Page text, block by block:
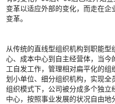
变革以适应外部的变化，而走在
变革。
从传统的直线型组织机构到职能
心、成本中心到自主经营体，当
工自发工作，管理相对扁平化的
划小单位、细分组织机构，实现
组织模式下，公司被分成多个独
中心，按照事业发展的状况自由地